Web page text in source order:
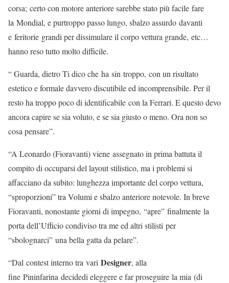
corsa; certo con motore anteriore sarebbe stato più facile fare
la Mondial, e purtroppo passo lungo, sbalzo assurdo davanti
e feritorie grandi per dissimulare il corpo vettura grande, etc…
hanno reso tutto molto difficile.
“ Guarda, dietro Ti dico che ha sin troppo, con un risultato
estetico e formale davvero discutibile ed incomprensibile. Per il
resto ha troppo poco di identificabile con la Ferrari. E questo devo
ancora capire se sia voluto, e se sia giusto o meno. Ora non so
cosa pensare”.
“A Leonardo (Fioravanti) viene assegnato in prima battuta il
compito di occuparsi del layout stilistico, ma i problemi si
affacciano da subito: lunghezza importante del corpo vettura,
“sproporzioni” tra Volumi e sbalzo anteriore notevole. In breve
Fioravanti, nonostante giorni di impegno, “apre” finalmente la
porta dell’Ufficio condiviso tra me ed altri stilisti per
“sbolognarci” una bella gatta da pelare”.
“Dal contest interno tra vari Designer, alla
fine Pininfarina decidedi eleggere e far proseguire la mia (di